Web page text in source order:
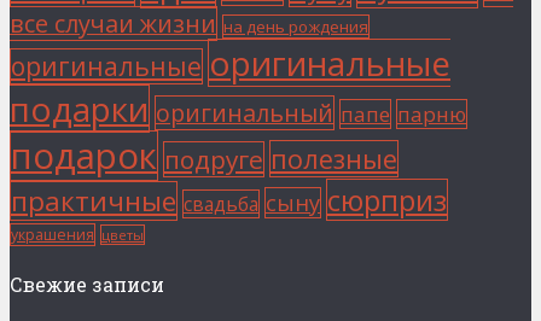
все случаи жизни на день рождения
оригинальные оригинальные
подарки оригинальный папе парню
подарок подруге полезные
практичные свадьба сыну сюрприз
украшения цветы
Свежие записи